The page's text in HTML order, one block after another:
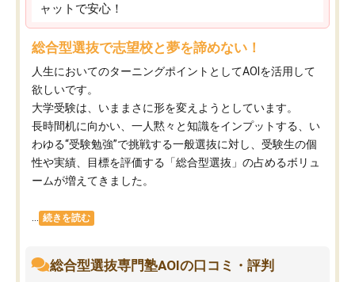
ャットで安心！
総合型選抜で志望校と夢を諦めない！
人生においてのターニングポイントとしてAOIを活用して
欲しいです。
大学受験は、いままさに形を変えようとしています。
長時間机に向かい、一人黙々と知識をインプットする、い
わゆる“受験勉強”で挑戦する一般選抜に対し、受験生の個
性や実績、目標を評価する「総合型選抜」の占めるボリュ
ームが増えてきました。
続きを読む
総合型選抜専門塾AOIの口コミ・評判